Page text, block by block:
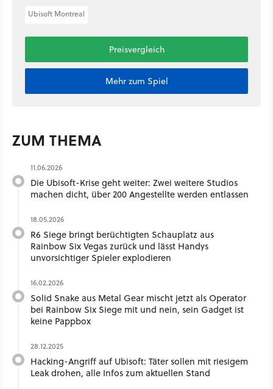
Ubisoft Montreal
Preisvergleich
Mehr zum Spiel
ZUM THEMA
11.06.2026
Die Ubisoft-Krise geht weiter: Zwei weitere Studios
machen dicht, über 200 Angestellte werden entlassen
18.05.2026
R6 Siege bringt berüchtigten Schauplatz aus
Rainbow Six Vegas zurück und lässt Handys
unvorsichtiger Spieler explodieren
16.02.2026
Solid Snake aus Metal Gear mischt jetzt als Operator
bei Rainbow Six Siege mit und nein, sein Gadget ist
keine Pappbox
28.12.2025
Hacking-Angriff auf Ubisoft: Täter sollen mit riesigem
Leak drohen, alle Infos zum aktuellen Stand